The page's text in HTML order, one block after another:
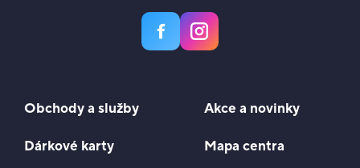
Obchody a služby Akce a novinky
Dárkové karty Mapa centra